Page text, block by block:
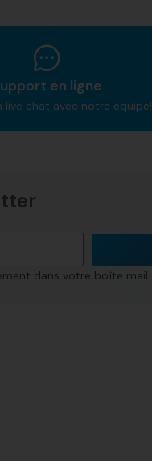
en ligne
live chat avec notre équipe!
dans votre boîte mail.